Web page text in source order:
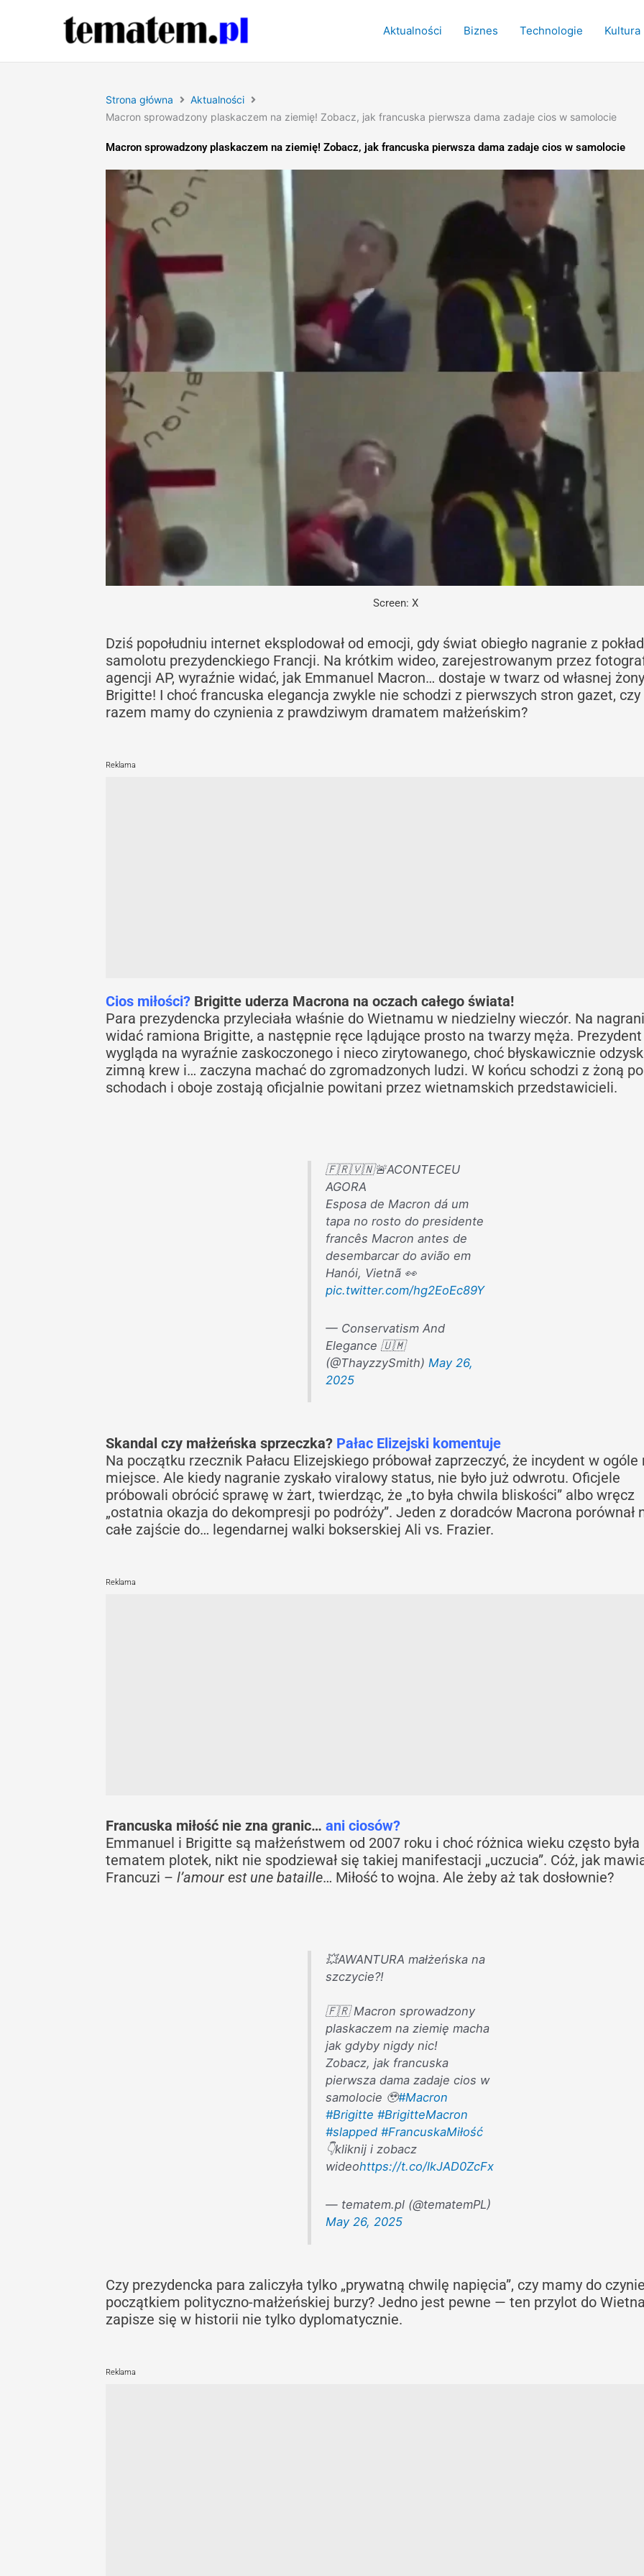
Aktualności Biznes Technologie Kultura
Strona główna
Aktualności
Macron sprowadzony plaskaczem na ziemię! Zobacz, jak francuska pierwsza dama zadaje cios w samolocie
Macron sprowadzony plaskaczem na ziemię! Zobacz, jak francuska pierwsza dama zadaje cios w samolocie
Screen: X
Dziś popołudniu internet eksplodował od emocji, gdy świat obiegło nagranie z
samolotu prezydenckiego Francji. Na krótkim wideo, zarejestrowanym przez
agencji AP, wyraźnie widać, jak Emmanuel Macron… dostaje w twarz od własnej
Brigitte! I choć francuska elegancja zwykle nie schodzi z pierwszych stron gazet,
razem mamy do czynienia z prawdziwym dramatem małżeńskim?
Reklama
Cios miłości? Brigitte uderza Macrona na oczach całego świata!
Para prezydencka przyleciała właśnie do Wietnamu w niedzielny wieczór. Na
widać ramiona Brigitte, a następnie ręce lądujące prosto na twarzy męża. Prezydent
wygląda na wyraźnie zaskoczonego i nieco zirytowanego, choć błyskawicznie
zimną krew i… zaczyna machać do zgromadzonych ludzi. W końcu schodzi z żoną po
schodach i oboje zostają oficjalnie powitani przez wietnamskich przedstawicieli.
🇫🇷🇻🇳🚨ACONTECEU
AGORA
Esposa de Macron dá um
tapa no rosto do presidente
francês Macron antes de
desembarcar do avião em
Hanói, Vietnã 👀
pic.twitter.com/hg2EoEc89Y
— Conservatism And
Elegance 🇺🇲
(@ThayzzySmith) May 26,
2025
Skandal czy małżeńska sprzeczka? Pałac Elizejski komentuje
Na początku rzecznik Pałacu Elizejskiego próbował zaprzeczyć, że incydent w ogóle
miejsce. Ale kiedy nagranie zyskało viralowy status, nie było już odwrotu. Oficjele
próbowali obrócić sprawę w żart, twierdząc, że „to była chwila bliskości” albo wręcz
„ostatnia okazja do dekompresji po podróży”. Jeden z doradców Macrona porównał
całe zajście do… legendarnej walki bokserskiej Ali vs. Frazier.
Reklama
Francuska miłość nie zna granic… ani ciosów?
Emmanuel i Brigitte są małżeństwem od 2007 roku i choć różnica wieku często była
tematem plotek, nikt nie spodziewał się takiej manifestacji „uczucia”. Cóż, jak
Francuzi – l’amour est une bataille… Miłość to wojna. Ale żeby aż tak dosłownie?
💥AWANTURA małżeńska na
szczycie?!
🇫🇷 Macron sprowadzony
plaskaczem na ziemię macha
jak gdyby nigdy nic!
Zobacz, jak francuska
pierwsza dama zadaje cios w
samolocie 🥹#Macron
#Brigitte #BrigitteMacron
#slapped #FrancuskaMiłość
👇kliknij i zobacz
wideohttps://t.co/lkJAD0ZcFx
— tematem.pl (@tematemPL)
May 26, 2025
Czy prezydencka para zaliczyła tylko „prywatną chwilę napięcia”, czy mamy do
początkiem polityczno-małżeńskiej burzy? Jedno jest pewne — ten przylot do
zapisze się w historii nie tylko dyplomatycznie.
Reklama